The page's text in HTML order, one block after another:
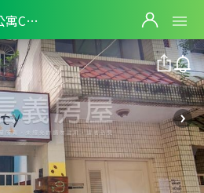
國泰公寓C(雙號)